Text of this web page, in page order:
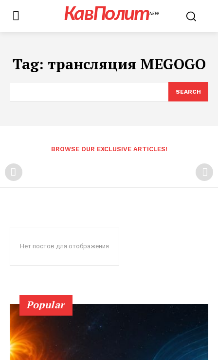
КавПолитNEW
Tag: трансляция MEGOGO
SEARCH
BROWSE OUR EXCLUSIVE ARTICLES!
Нет постов для отображения
Popular